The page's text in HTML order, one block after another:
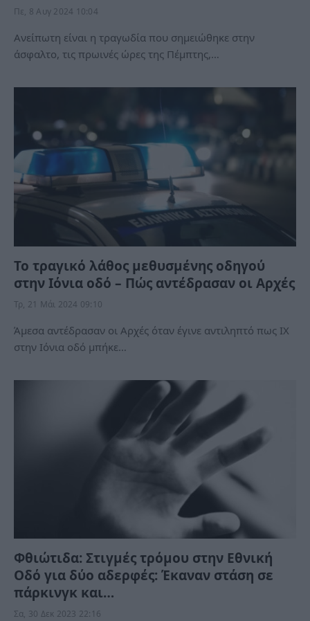
Πε, 8 Αυγ 2024 10:04
Ανείπωτη είναι η τραγωδία που σημειώθηκε στην
άσφαλτο, τις πρωινές ώρες της Πέμπτης,…
Το τραγικό λάθος μεθυσμένης οδηγού
στην Ιόνια οδό – Πώς αντέδρασαν οι Αρχές
Τρ, 21 Μάι 2024 09:10
Άμεσα αντέδρασαν οι Αρχές όταν έγινε αντιληπτό πως ΙΧ
στην Ιόνια οδό μπήκε…
Φθιώτιδα: Στιγμές τρόμου στην Εθνική
Οδό για δύο αδερφές: Έκαναν στάση σε
πάρκινγκ και…
Σα, 30 Δεκ 2023 22:16